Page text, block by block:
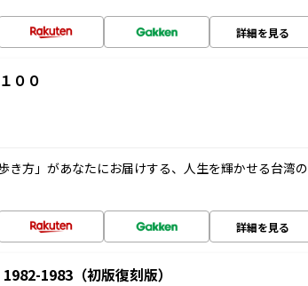
詳細を見る
００
き方」があなたにお届けする、人生を輝かせる台湾の
詳細を見る
1983（初版復刻版）